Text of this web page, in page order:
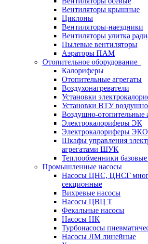
Вентиляторы крышные
Циклоны
Вентиляторы-наездники
Вентиляторы улитка
Пылевые вентиляторы
Аэраторы ПАМ
Отопительное оборудование
Калориферы
Отопительные агрегаты
Воздухонагреватели
Установки
Установки ВТУ
Воздушно-отопительные
Электрокалориферы ЭК
Электрокалориферы ЭКО
Шкафы управления
агрегатами ШУК
Теплообменники
Промышленные насосы
Насосы ЦНС, ЦНСГ
секционные
Вихревые насосы
Насосы ЦВЦ Т
Фекальные насосы
Насосы НК
Турбонасосы
Насосы ЛМ линейные